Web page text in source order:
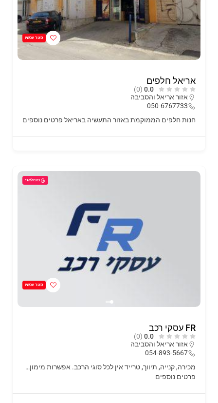
סגור עכשיו
אריאל חלפים
0.0
(0)
אזור אריאל והסביבה
050-6767733
חנות חלפים הממוקמת באזור התעשיה באריאל פרטים נוספים
פופולארי
סגור עכשיו
FR עסקי רכב
0.0
(0)
אזור אריאל והסביבה
054-893-5667
מכירה, קנייה, תיווך, טרייד אין לכל סוגי הרכב. אפשרות מימון…
פרטים נוספים